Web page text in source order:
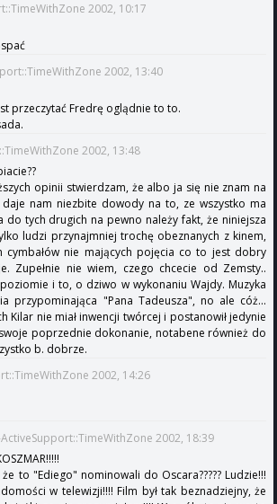
2002, 10:17
2002, 13:40
przeczytać Fredrę oglądnie to to.
2002, 13:48
opinii stwierdzam, że albo ja się nie znam na
nam niezbite dowody na to, ze wszystko ma
do tych drugich na pewno należy fakt, że niniejsza
ludzi przynajmniej trochę obeznanych z kinem,
cymbałów nie mających pojęcia co to jest dobry
Zupełnie nie wiem, czego chcecie od Zemsty..
i to, o dziwo w wykonaniu Wajdy. Muzyka
przypominająca "Pana Tadeusza", no ale cóż...
Kilar nie miał inwencji twórcej i postanowił jedynie
poprzednie dokonanie, notabene również do
b. dobrze.
2002, 14:26
2002, 18:39
to "Ediego" nominowali do Oscara????? Ludzie!!!
w telewizji!!!! Film był tak beznadziejny, że